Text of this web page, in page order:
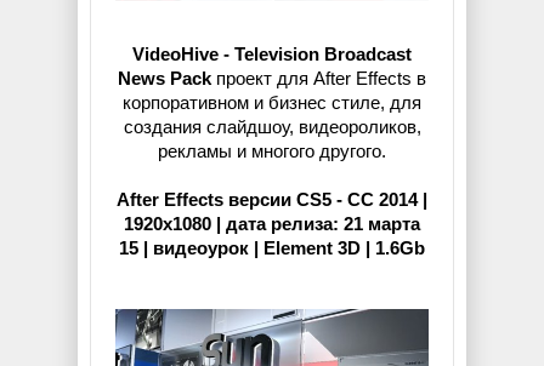
VideoHive - Television Broadcast
News Pack проект для After Effects в
корпоративном и бизнес стиле, для
создания слайдшоу, видеороликов,
рекламы и многого другого.
After Effects версии CS5 - CC 2014 |
1920x1080 | дата релиза: 21 марта
15 | видеоурок | Element 3D | 1.6Gb